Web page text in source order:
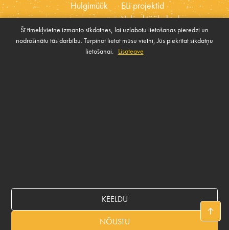
Hulgimüük
Küpsised
ELi projektid
Vabad töökohad
Eetikakoodeks
Ühiskonna toetamise
© 2026 BALTICOVO
Šī tīmekļvietne izmanto sīkdatnes, lai uzlabotu lietošanas pieredzi un
nodrošinātu tās darbību. Turpinot lietot mūsu vietni, Jūs piekrītat sīkdatņu
lietošanai. Lisateave
KEELDU
NÕUSTU